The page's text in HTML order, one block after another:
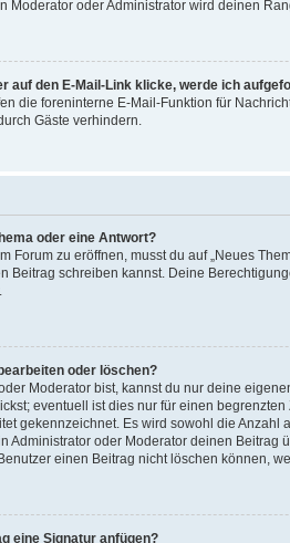
Moderator oder Administrator wird deinen
auf den E-Mail-Link klicke, werde ich
die foreninterne E-Mail-Funktion für
Gäste verhindern.
oder eine Antwort?
Forum zu eröffnen, musst du auf „Neues
Beitrag schreiben kannst. Deine
oder löschen?
Moderator bist, kannst du nur deine
eventuell ist dies nur für einen
gekennzeichnet. Es wird sowohl die
Administrator oder Moderator deinen
einen Beitrag nicht löschen können,
eine Signatur anfügen?